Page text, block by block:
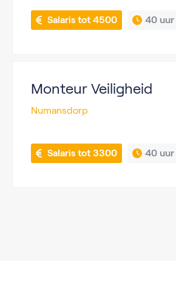
Salaris tot 4500 40 uur
Monteur Veiligheid
Numansdorp
Salaris tot 3300 40 uur